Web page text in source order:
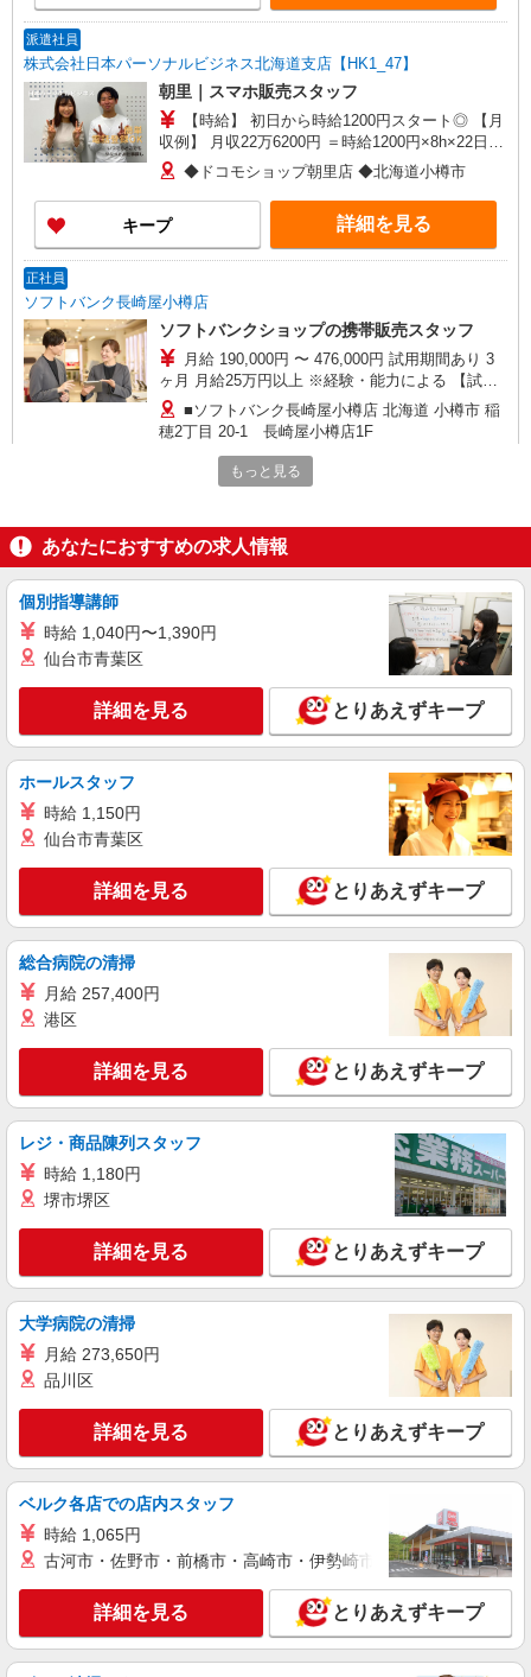
派遣社員
株式会社日本パーソナルビジネス北海道支店【HK1_47】
朝里｜スマホ販売スタッフ
【時給】 初日から時給1200円スタート◎ 【月
収例】 月収22万6200円 ＝時給1200円×8h×22日＋
残(10h) ●交通費支給(規定有) ●残業手当（時給
×1.25） ●各種手当支給 各種社会保険完備/年次有
給休暇/昇給制度 時間外手当/制服貸与/携帯電話割
引 無料の健康診断/介護・育児休暇など充実★
◆ドコモショップ朝里店 ◆北海道小樽市
キープ 詳細を見る
正社員
ソフトバンク長崎屋小樽店
ソフトバンクショップの携帯販売スタッフ
月給 190,000円 〜 476,000円 試用期間あり 3
ヶ月 月給25万円以上 ※経験・能力による 【試用
期間】月給 190000 円 〜 476000 円
■ソフトバンク長崎屋小樽店 北海道 小樽市 稲
穂2丁目 20‐1 長崎屋小樽店1F
正社員
ワイモバイルウイングベイ小樽店
ワイモバイルショップの携帯販売スタッフ
月給 190,000円 〜 476,000円 試用期間あり 3
ヶ月 月給25万円以上 ※経験・能力による 【試用
■ワイモバイルウイングベイ小樽店 北海道小樽
市築港11 ウイングベイ小樽3番街1F
キープ 詳細を見る
ソフトバンク販売契約社員【小樽市エリア】
家電量販店内の携帯販売スタッフ
月給 247,340円 〜 247,340円 試用期間なし ※
経験・能力による 【試用期間】時給 0 円 〜 0 円
■ソフトバンク販売契約社員【小樽市エリア】
キープ 詳細を見る
ソフトバンクウイングベイ小樽店
ソフトバンクショップの携帯販売スタッフ
月給 190,000円 〜 476,000円 試用期間あり 3
ヶ月 月給25万円以上 ※経験・能力による 【試用
期間】月給 190000 円 〜 476000 円
■ソフトバンクウイングベイ小樽店 北海道 小
樽市 築港 11番 ウイングベイ小樽3番街1F
キープ 詳細を見る
もっと見る
あなたにおすすめの求人情報
個別指導講師
時給 1,040円〜1,390円
仙台市青葉区
詳細を見る とりあえずキープ
ホールスタッフ
時給 1,150円
仙台市青葉区
詳細を見る とりあえずキープ
総合病院の清掃
月給 257,400円
港区
詳細を見る とりあえずキープ
レジ・商品陳列スタッフ
時給 1,180円
堺市堺区
詳細を見る とりあえずキープ
大学病院の清掃
月給 273,650円
品川区
詳細を見る とりあえずキープ
ベルク各店での店内スタッフ
時給 1,065円
古河市・佐野市・前橋市・高崎市・伊勢崎市・太田市・館林市
詳細を見る とりあえずキープ